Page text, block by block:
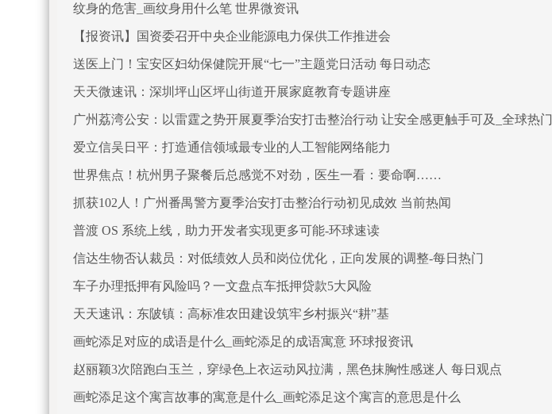
纹身的危害_画纹身用什么笔 世界微资讯
【报资讯】国资委召开中央企业能源电力保供工作推进会
送医上门！宝安区妇幼保健院开展“七一”主题党日活动 每日动态
天天微速讯：深圳坪山区坪山街道开展家庭教育专题讲座
广州荔湾公安：以雷霆之势开展夏季治安打击整治行动 让安全感更触手可及_全球热门
爱立信吴日平：打造通信领域最专业的人工智能网络能力
世界焦点！杭州男子聚餐后总感觉不对劲，医生一看：要命啊……
抓获102人！广州番禺警方夏季治安打击整治行动初见成效 当前热闻
普渡 OS 系统上线，助力开发者实现更多可能-环球速读
信达生物否认裁员：对低绩效人员和岗位优化，正向发展的调整-每日热门
车子办理抵押有风险吗？一文盘点车抵押贷款5大风险
天天速讯：东陂镇：高标准农田建设筑牢乡村振兴“耕”基
画蛇添足对应的成语是什么_画蛇添足的成语寓意 环球报资讯
赵丽颖3次陪跑白玉兰，穿绿色上衣运动风拉满，黑色抹胸性感迷人 每日观点
画蛇添足这个寓言故事的寓意是什么_画蛇添足这个寓言的意思是什么